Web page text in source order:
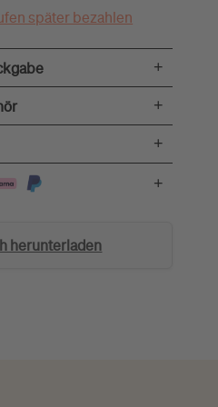
später bezahlen
+
+
+
+
herunterladen